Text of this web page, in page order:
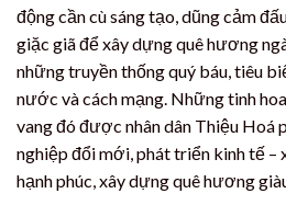
động cần cù sáng tạo, dũng cảm
giặc giã để xây dựng quê hương
những truyền thống quý báu, tiêu
nước và cách mạng. Những tinh
vang đó được nhân dân Thiệu Hoá
nghiệp đổi mới, phát triển kinh tế –
hạnh phúc, xây dựng quê hương